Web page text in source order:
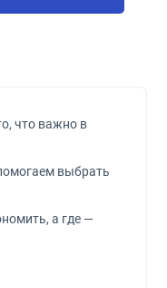
что важно в
выбрать
а где —